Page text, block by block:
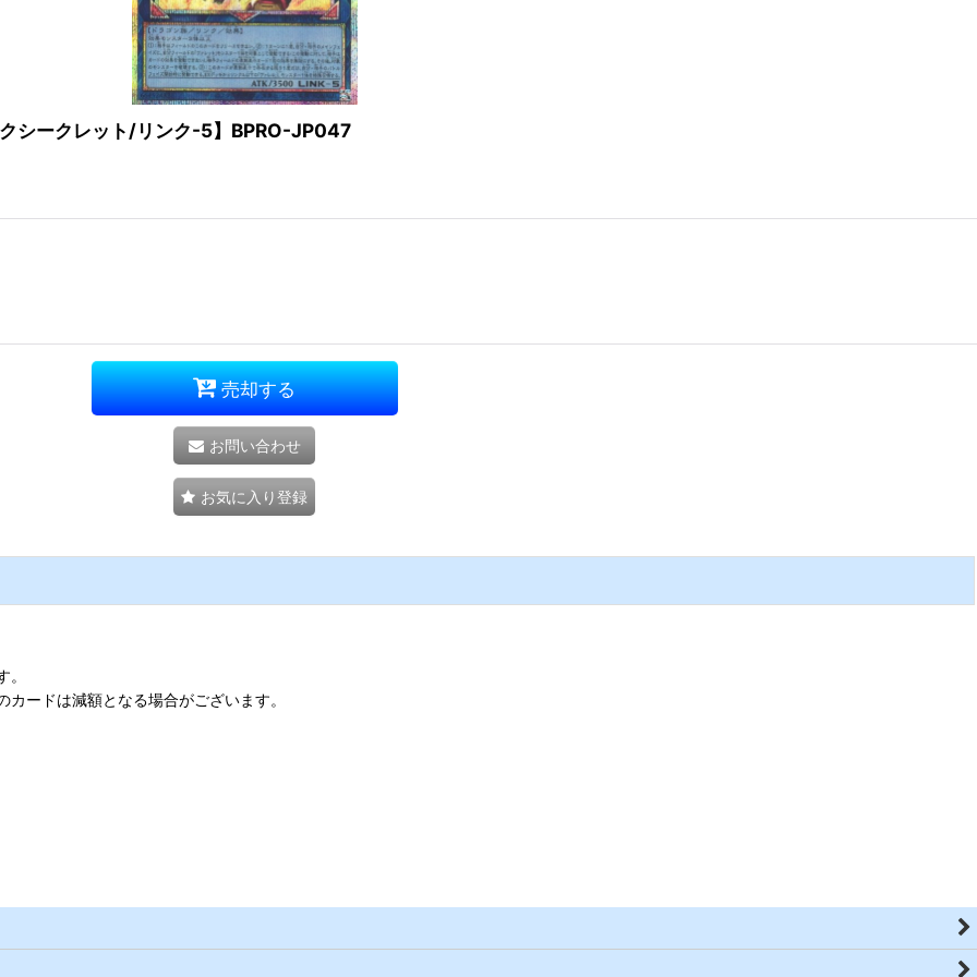
シークレット/リンク-5】BPRO-JP047
売却する
お問い合わせ
お気に入り登録
ードは減額となる場合がございます。